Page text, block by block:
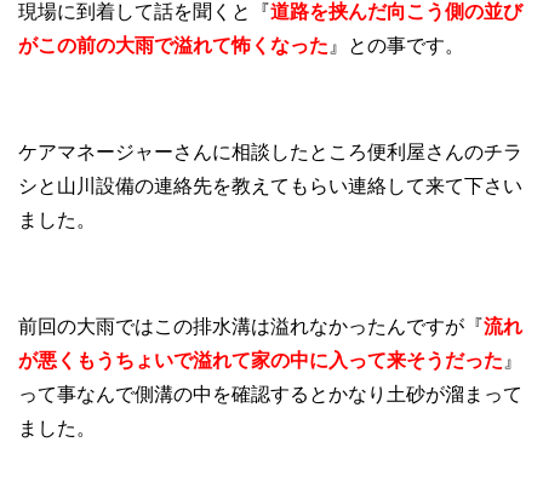
現場に到着して話を聞くと『道路を挟んだ向こう側の並び
がこの前の大雨で溢れて怖くなった 』との事です。
ケアマネージャーさんに相談したところ便利屋さんのチラ
シと山川設備の連絡先を教えてもらい連絡して来て下さい
ました。
前回の大雨ではこの排水溝は溢れなかったんですが『流れ
が悪くもうちょいで溢れて家の中に入って来そうだった 』
って事なんで側溝の中を確認するとかなり土砂が溜まって
ました。